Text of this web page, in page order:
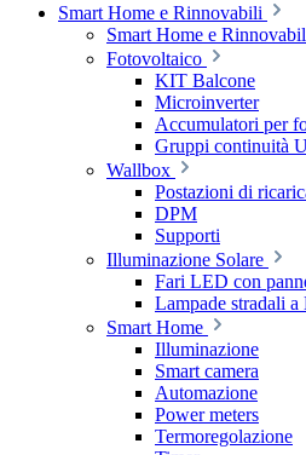
Smart Home e Rinnovabili
Smart Home e
Fotovoltaico
KIT Balcone
Microinverter
Accumulatori per
Gruppi continuità
Wallbox
Postazioni di
DPM
Supporti
Illuminazione Solare
Fari LED con
Lampade stradali
Smart Home
Illuminazione
Smart camera
Automazione
Power meters
Termoregolazione